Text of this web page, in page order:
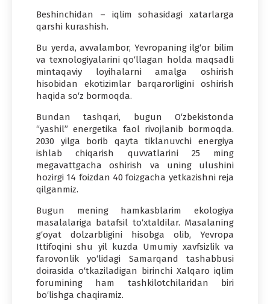
Beshinchidan – iqlim sohasidagi xatarlarga
qarshi kurashish.
Bu yerda, avvalambor, Yevropaning ilg‘or bilim
va texnologiyalarini qo‘llagan holda maqsadli
mintaqaviy loyihalarni amalga oshirish
hisobidan ekotizimlar barqarorligini oshirish
haqida so‘z bormoqda.
Bundan tashqari, bugun O‘zbekistonda
“yashil” energetika faol rivojlanib bormoqda.
2030 yilga borib qayta tiklanuvchi energiya
ishlab chiqarish quvvatlarini 25 ming
megavattgacha oshirish va uning ulushini
hozirgi 14 foizdan 40 foizgacha yetkazishni reja
qilganmiz.
Bugun mening hamkasblarim ekologiya
masalalariga batafsil to‘xtaldilar. Masalaning
g‘oyat dolzarbligini hisobga olib, Yevropa
Ittifoqini shu yil kuzda Umumiy xavfsizlik va
farovonlik yo‘lidagi Samarqand tashabbusi
doirasida o‘tkaziladigan birinchi Xalqaro iqlim
forumining ham tashkilotchilaridan biri
bo‘lishga chaqiramiz.